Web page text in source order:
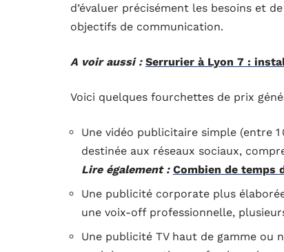
d’évaluer précisément les besoins et
objectifs de communication.
A voir aussi : Serrurier à Lyon 7 :
Voici quelques fourchettes de prix
Une vidéo publicitaire simple (entre
destinée aux réseaux sociaux,
Lire également : Combien de temps
Une publicité corporate plus
une voix-off professionnelle,
Une publicité TV haut de gamme ou